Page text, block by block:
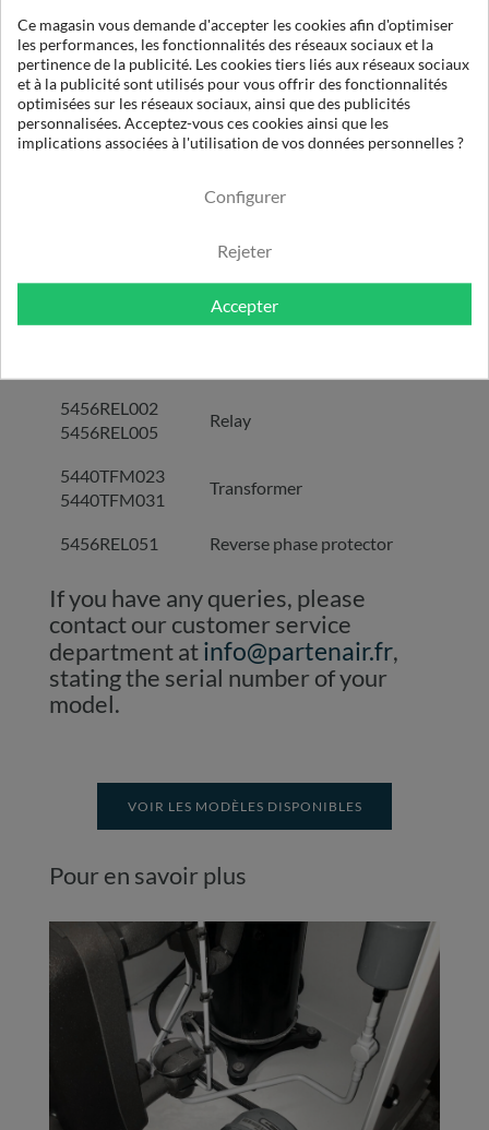
display
5622NNN002 Pressure transducer
54443SM152
54443SM165
Circuit breaker
5454TLT033
Contactor
5456REL002
5456REL005
Relay
5440TFM023
5440TFM031
Transformer
5456REL051 Reverse phase protector
If you have any queries, please
contact our customer service
department atinfo@partenair.fr,
stating the serial number of your
model.
VOIR LES MODÈLES DISPONIBLES
Pour en savoir plus
Ce magasin vous demande d'accepter les cookies afin d'optimiser
les performances, les fonctionnalités des réseaux sociaux et la
pertinence de la publicité. Les cookies tiers liés aux réseaux sociaux
et à la publicité sont utilisés pour vous offrir des fonctionnalités
optimisées sur les réseaux sociaux, ainsi que des publicités
personnalisées. Acceptez-vous ces cookies ainsi que les
implications associées à l'utilisation de vos données personnelles ?
Configurer
Rejeter
Accepter